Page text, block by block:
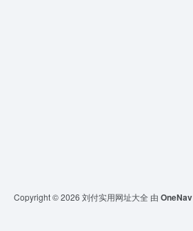
Copyright © 2026 刘付实用网址大全 由 OneNav